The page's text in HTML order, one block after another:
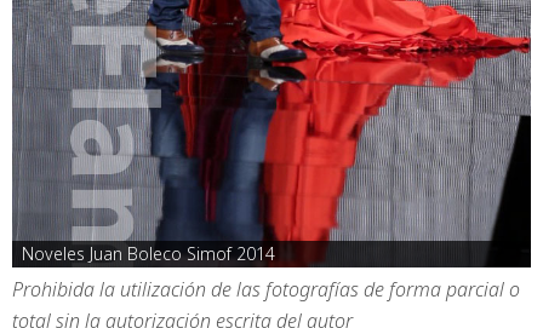
Noveles Juan Boleco Simof 2014
Prohibida la utilización de las fotografías de forma parcial o
total sin la autorización escrita del autor